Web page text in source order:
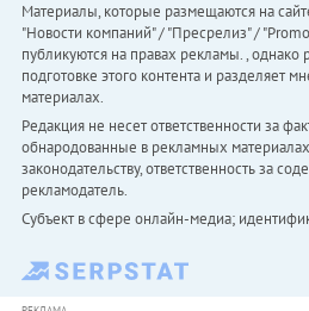
Материалы, которые размещаются на
"Новости компаний" / "Пресрелиз" /
публикуются на правах рекламы. , однако
подготовке этого контента и разделяет
материалах.
Редакция не несет ответственности за
обнародованные в рекламных
законодательству, ответственность за
рекламодатель.
Субъект в сфере онлайн-медиа;